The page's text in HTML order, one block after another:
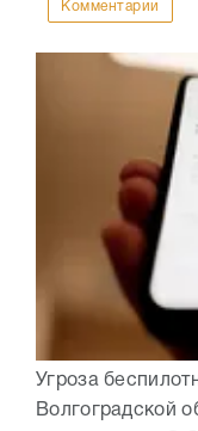
Комментарии
Угроза
Волгоградской